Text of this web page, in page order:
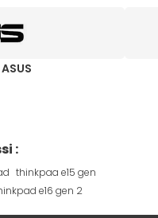
:
thinkpaa e15 gen
e16 gen 2